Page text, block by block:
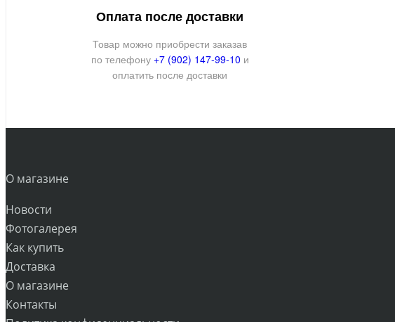
Оплата после доставки
Товар можно приобрести заказав
по телефону +7 (902) 147-99-10 и
оплатить после доставки
О магазине
Новости
Фотогалерея
Как купить
Доставка
О магазине
Контакты